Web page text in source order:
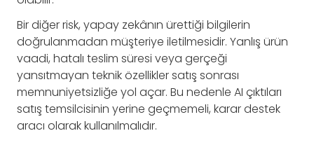
Bir diğer risk, yapay zekânın ürettiği bilgilerin
doğrulanmadan müşteriye iletilmesidir. Yanlış ürün
vaadi, hatalı teslim süresi veya gerçeği
yansıtmayan teknik özellikler satış sonrası
memnuniyetsizliğe yol açar. Bu nedenle AI çıktıları
satış temsilcisinin yerine geçmemeli, karar destek
aracı olarak kullanılmalıdır.